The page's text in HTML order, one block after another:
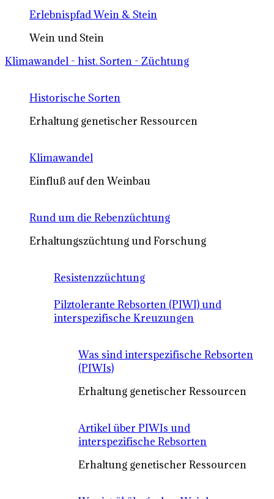
Erlebnispfad Wein & Stein
Wein und Stein
Klimawandel - hist. Sorten - Züchtung
Historische Sorten
Erhaltung genetischer Ressourcen
Klimawandel
Einfluß auf den Weinbau
Rund um die Rebenzüchtung
Erhaltungszüchtung und Forschung
Resistenzzüchtung
Pilztolerante Rebsorten (PIWI) und
interspezifische Kreuzungen
Was sind interspezifische Rebsorten
(PIWIs)
Erhaltung genetischer Ressourcen
Artikel über PIWIs und
interspezifische Rebsorten
Erhaltung genetischer Ressourcen